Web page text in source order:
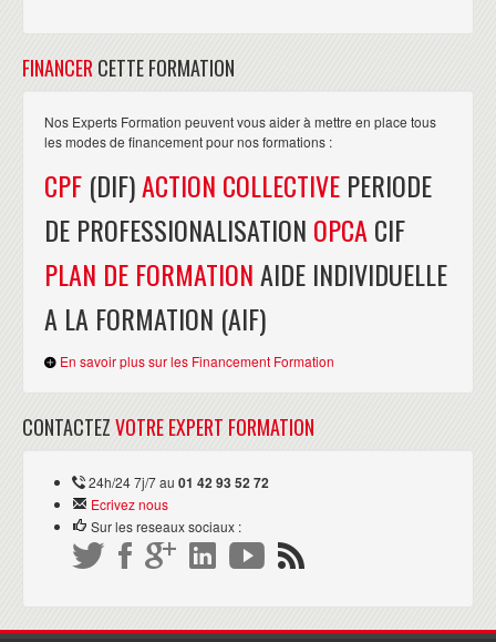
FINANCER CETTE FORMATION
Nos Experts Formation peuvent vous aider à mettre en place tous
les modes de financement pour nos formations :
CPF (DIF)ACTION COLLECTIVE PERIODE
DE PROFESSIONALISATION OPCA CIF
PLAN DE FORMATIONAIDE INDIVIDUELLE
A LA FORMATION (AIF)
En savoir plus sur les Financement Formation
CONTACTEZVOTRE EXPERT FORMATION
24h/24 7j/7 au 01 42 93 52 72
Ecrivez nous
Sur les reseaux sociaux :